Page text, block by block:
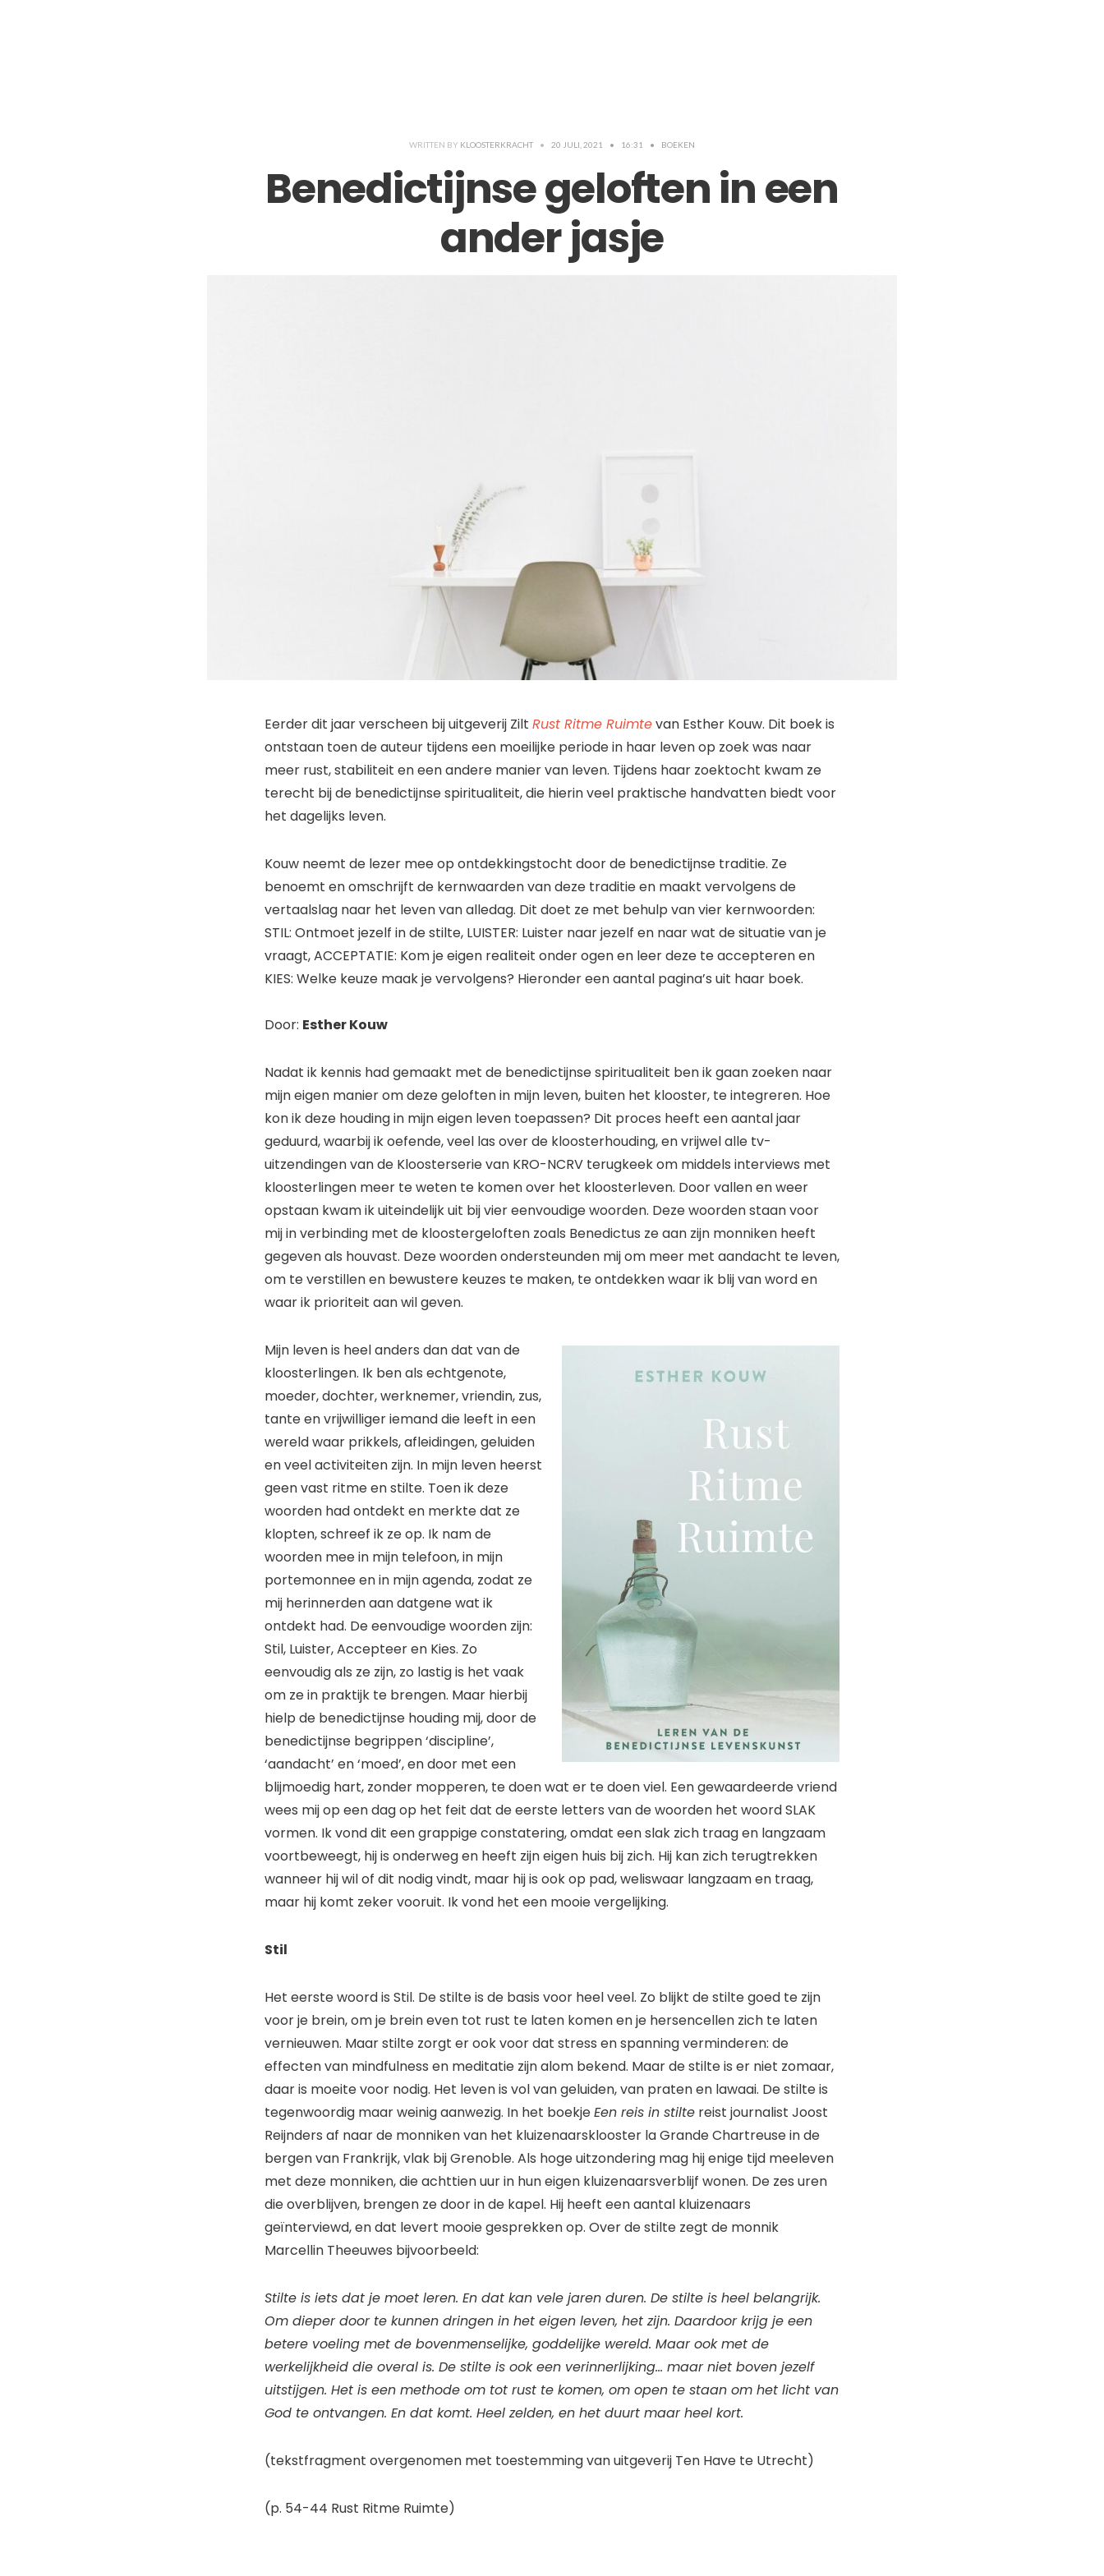
WRITTEN BY KLOOSTERKRACHT • 20 JULI, 2021 • 16:31 • BOEKEN
Benedictijnse geloften in een
ander jasje
Eerder dit jaar verscheen bij uitgeverij Zilt Rust Ritme Ruimtevan Esther Kouw. Dit boek is
ontstaan toen de auteur tijdens een moeilijke periode in haar leven op zoek was naar
meer rust, stabiliteit en een andere manier van leven. Tijdens haar zoektocht kwam ze
terecht bij de benedictijnse spiritualiteit, die hierin veel praktische handvatten biedt voor
het dagelijks leven.
Kouw neemt de lezer mee op ontdekkingstocht door de benedictijnse traditie. Ze
benoemt en omschrijft de kernwaarden van deze traditie en maakt vervolgens de
vertaalslag naar het leven van alledag. Dit doet ze met behulp van vier kernwoorden:
STIL: Ontmoet jezelf in de stilte, LUISTER: Luister naar jezelf en naar wat de situatie van je
vraagt, ACCEPTATIE: Kom je eigen realiteit onder ogen en leer deze te accepteren en
KIES: Welke keuze maak je vervolgens? Hieronder een aantal pagina’s uit haar boek.
Door: Esther Kouw
Nadat ik kennis had gemaakt met de benedictijnse spiritualiteit ben ik gaan zoeken naar
mijn eigen manier om deze geloften in mijn leven, buiten het klooster, te integreren. Hoe
kon ik deze houding in mijn eigen leven toepassen? Dit proces heeft een aantal jaar
geduurd, waarbij ik oefende, veel las over de kloosterhouding, en vrijwel alle tv-
uitzendingen van de Kloosterserie van KRO-NCRV terugkeek om middels interviews met
kloosterlingen meer te weten te komen over het kloosterleven. Door vallen en weer
opstaan kwam ik uiteindelijk uit bij vier eenvoudige woorden. Deze woorden staan voor
mij in verbinding met de kloostergeloften zoals Benedictus ze aan zijn monniken heeft
gegeven als houvast. Deze woorden ondersteunden mij om meer met aandacht te leven,
om te verstillen en bewustere keuzes te maken, te ontdekken waar ik blij van word en
waar ik prioriteit aan wil geven.
Mijn leven is heel anders dan dat van de
kloosterlingen. Ik ben als echtgenote,
moeder, dochter, werknemer, vriendin, zus,
tante en vrijwilliger iemand die leeft in een
wereld waar prikkels, afleidingen, geluiden
en veel activiteiten zijn. In mijn leven heerst
geen vast ritme en stilte. Toen ik deze
woorden had ontdekt en merkte dat ze
klopten, schreef ik ze op. Ik nam de
woorden mee in mijn telefoon, in mijn
portemonnee en in mijn agenda, zodat ze
mij herinnerden aan datgene wat ik
ontdekt had. De eenvoudige woorden zijn:
Stil, Luister, Accepteer en Kies. Zo
eenvoudig als ze zijn, zo lastig is het vaak
om ze in praktijk te brengen. Maar hierbij
hielp de benedictijnse houding mij, door de
benedictijnse begrippen ‘discipline’,
‘aandacht’ en ‘moed’, en door met een
blijmoedig hart, zonder mopperen, te doen wat er te doen viel. Een gewaardeerde vriend
wees mij op een dag op het feit dat de eerste letters van de woorden het woord SLAK
vormen. Ik vond dit een grappige constatering, omdat een slak zich traag en langzaam
voortbeweegt, hij is onderweg en heeft zijn eigen huis bij zich. Hij kan zich terugtrekken
wanneer hij wil of dit nodig vindt, maar hij is ook op pad, weliswaar langzaam en traag,
maar hij komt zeker vooruit. Ik vond het een mooie vergelijking.
Stil
Het eerste woord is Stil. De stilte is de basis voor heel veel. Zo blijkt de stilte goed te zijn
voor je brein, om je brein even tot rust te laten komen en je hersencellen zich te laten
vernieuwen. Maar stilte zorgt er ook voor dat stress en spanning verminderen: de
effecten van mindfulness en meditatie zijn alom bekend. Maar de stilte is er niet zomaar,
daar is moeite voor nodig. Het leven is vol van geluiden, van praten en lawaai. De stilte is
tegenwoordig maar weinig aanwezig. In het boekjeEen reis in stilte reist journalist Joost
Reijnders af naar de monniken van het kluizenaarsklooster la Grande Chartreuse in de
bergen van Frankrijk, vlak bij Grenoble. Als hoge uitzondering mag hij enige tijd meeleven
met deze monniken, die achttien uur in hun eigen kluizenaarsverblijf wonen. De zes uren
die overblijven, brengen ze door in de kapel. Hij heeft een aantal kluizenaars
geïnterviewd, en dat levert mooie gesprekken op. Over de stilte zegt de monnik
Marcellin Theeuwes bijvoorbeeld:
Stilte is iets dat je moet leren. En dat kan vele jaren duren. De stilte is heel belangrijk.
Om dieper door te kunnen dringen in het eigen leven, het zijn. Daardoor krijg je een
betere voeling met de bovenmenselijke, goddelijke wereld. Maar ook met de
werkelijkheid die overal is. De stilte is ook een verinnerlijking… maar niet boven jezelf
uitstijgen. Het is een methode om tot rust te komen, om open te staan om het licht van
God te ontvangen. En dat komt. Heel zelden, en het duurt maar heel kort.
(tekstfragment overgenomen met toestemming van uitgeverij Ten Have te Utrecht)
(p. 54-44 Rust Ritme Ruimte)